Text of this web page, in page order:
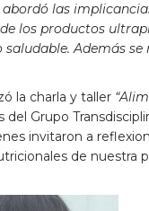
abordó las
los productos
Además
la charla y taller
Grupo
invitaron a
de nuestra